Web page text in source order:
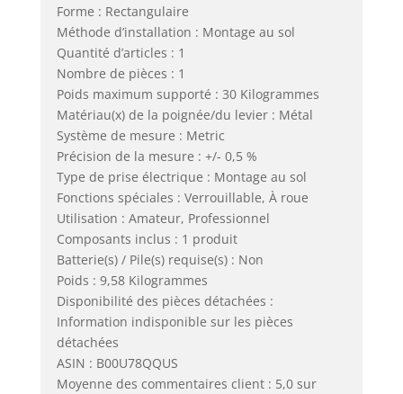
Forme : Rectangulaire
Méthode d’installation : Montage au sol
Quantité d’articles : 1
Nombre de pièces : 1
Poids maximum supporté : 30 Kilogrammes
Matériau(x) de la poignée/du levier : Métal
Système de mesure : Metric
Précision de la mesure : +/- 0,5 %
Type de prise électrique : Montage au sol
Fonctions spéciales : Verrouillable, À roue
Utilisation : Amateur, Professionnel
Composants inclus : 1 produit
Batterie(s) / Pile(s) requise(s) : Non
Poids : 9,58 Kilogrammes
Disponibilité des pièces détachées :
Information indisponible sur les pièces
détachées
ASIN : B00U78QQUS
Moyenne des commentaires client : 5,0 sur